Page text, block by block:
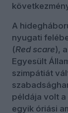
A
nyugati
(Red scare),
Egyesült
szimpátiát
példája volt
egyik óriási